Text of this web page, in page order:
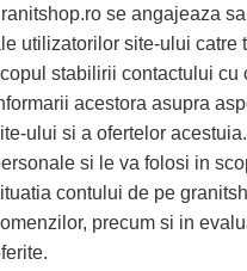
se angajeaza
utilizatorilor site-ului catre
stabilirii contactului cu
acestora asupra
ului si a ofertelor
si le va folosi in
contului de pe
precum si in